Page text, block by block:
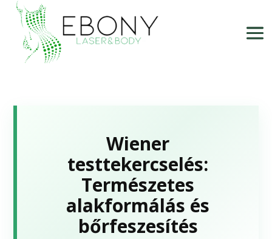
Wiener
testtekercselés:
Természetes
alakformálás és
bőrfeszesítés